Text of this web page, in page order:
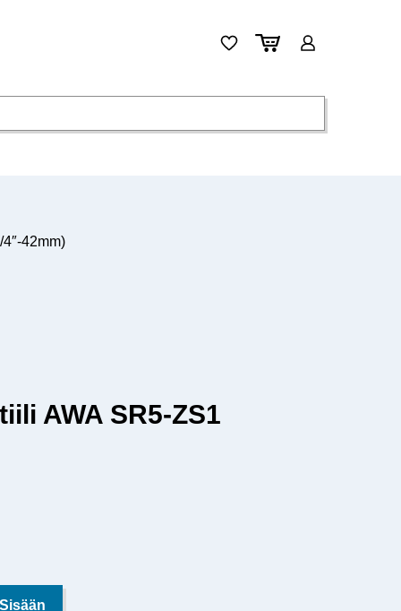
42mm)
AWA SR5-ZS1